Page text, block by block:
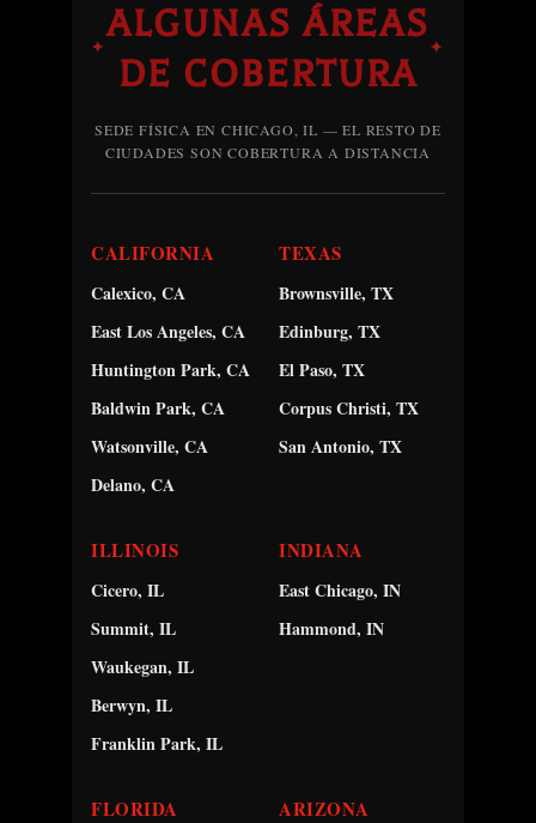
✦
ALGUNAS ÁREAS
DE COBERTURA
✦
SEDE FÍSICA EN CHICAGO, IL — EL RESTO DE
CIUDADES SON COBERTURA A DISTANCIA
CALIFORNIA
Calexico, CA
East Los Angeles, CA
Huntington Park, CA
Baldwin Park, CA
Watsonville, CA
Delano, CA
TEXAS
Brownsville, TX
Edinburg, TX
El Paso, TX
Corpus Christi, TX
San Antonio, TX
ILLINOIS
Cicero, IL
Summit, IL
Waukegan, IL
Berwyn, IL
Franklin Park, IL
INDIANA
East Chicago, IN
Hammond, IN
FLORIDA ARIZONA